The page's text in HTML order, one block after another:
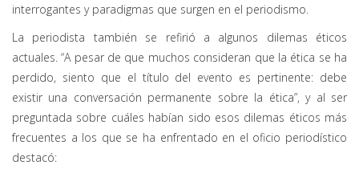
interrogantes y paradigmas que surgen en el periodismo.
La periodista también se refirió a algunos dilemas éticos
actuales. “A pesar de que muchos consideran que la ética se ha
perdido, siento que el título del evento es pertinente: debe
existir una conversación permanente sobre la ética”, y al ser
preguntada sobre cuáles habían sido esos dilemas éticos más
frecuentes a los que se ha enfrentado en el oficio periodístico
destacó: